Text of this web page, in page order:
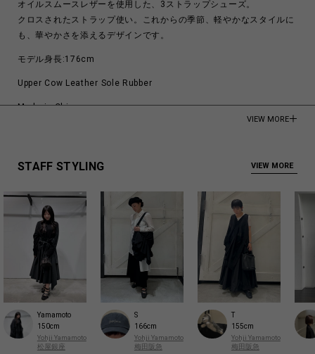
オイルスムースレザーを使用した、3ストラップシューズ。
クロスされたストラップ使い。これからの季節、軽やかなスタイルに
も、華やかさを添えるデザインです。
モデル身長:176cm
Upper Cow Leather Sole Rubber
Made in China
VIEW MORE
STAFF STYLING VIEW MORE
Yamamoto
150cm
Yohji Yamamoto
松屋銀座
S
166cm
Yohji Yamamoto
梅田阪急
T
155cm
Yohji Yamamoto
梅田阪急